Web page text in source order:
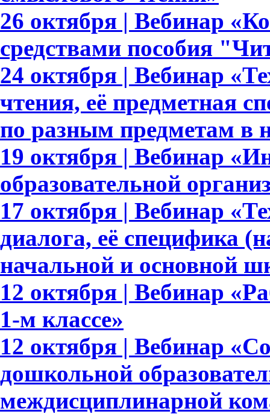
26 октября | Вебинар
средствами пособия
24 октября | Вебинар
чтения, её предметная
по разным предметам в
19 октября | Вебинар
образовательной
17 октября | Вебинар
диалога, её специфика
начальной и основной
12 октября | Вебинар
1-м классе»
12 октября | Вебинар
дошкольной
междисциплинарной